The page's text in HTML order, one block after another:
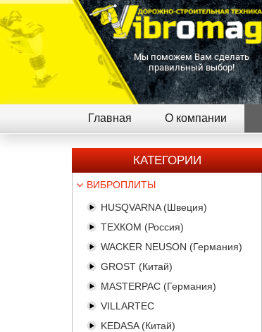
Мы поможем Вам сделать
правильный выбор!
Главная О компании
КАТЕГОРИИ
ВИБРОПЛИТЫ
HUSQVARNA (Швеция)
ТЕХКОМ (Россия)
WACKER NEUSON (Германия)
GROST (Китай)
MASTERPAC (Германия)
VILLARTEC
KEDASA (Китай)